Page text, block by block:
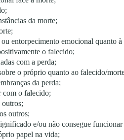
da morte;
entorpecimento emocional quanto à
o falecido;
com a perda;
o próprio quanto ao falecido/
da perda;
com o falecido;
outros;
e/ou não consegue
papel na vida;